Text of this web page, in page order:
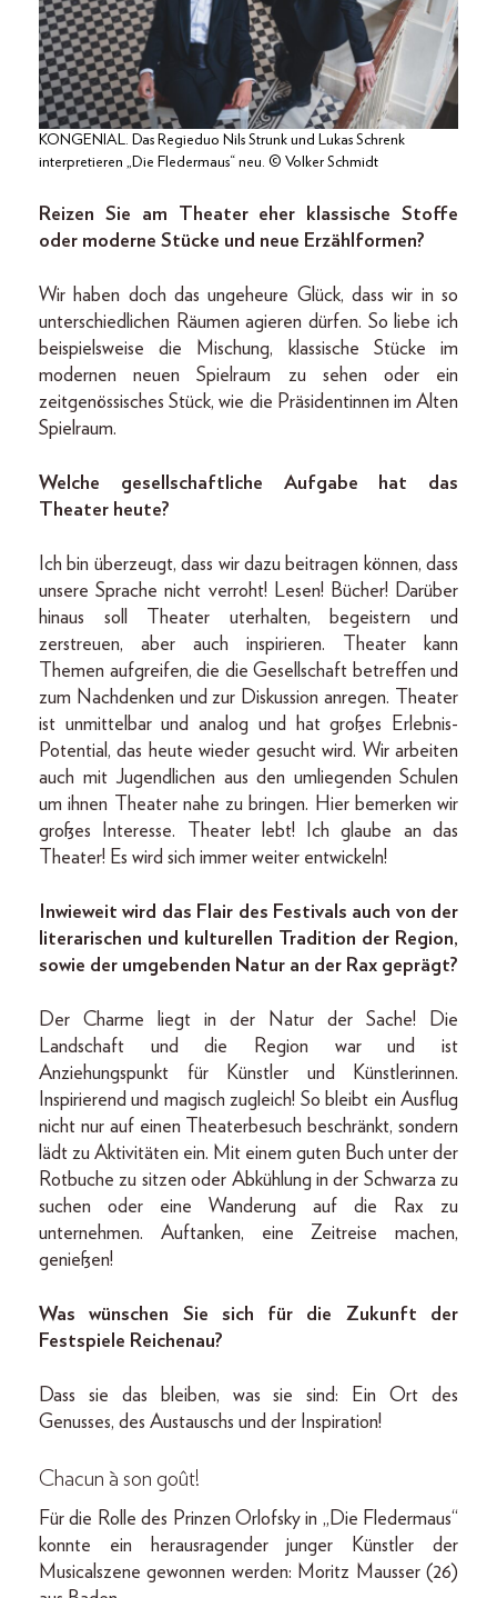
KONGENIAL. Das Regieduo Nils Strunk und Lukas Schrenk
interpretieren „Die Fledermaus“ neu. © Volker Schmidt
Reizen Sie am Theater eher klassische Stoffe
oder moderne Stücke und neue Erzählformen?
Wir haben doch das ungeheure Glück, dass wir in so
unterschiedlichen Räumen agieren dürfen. So liebe ich
beispielsweise die Mischung, klassische Stücke im
modernen neuen Spielraum zu sehen oder ein
zeitgenössisches Stück, wie die Präsidentinnen im Alten
Spielraum.
Welche gesellschaftliche Aufgabe hat das
Theater heute?
Ich bin überzeugt, dass wir dazu beitragen können, dass
unsere Sprache nicht verroht! Lesen! Bücher! Darüber
hinaus soll Theater uterhalten, begeistern und
zerstreuen, aber auch inspirieren. Theater kann
Themen aufgreifen, die die Gesellschaft betreffen und
zum Nachdenken und zur Diskussion anregen. Theater
ist unmittelbar und analog und hat großes Erlebnis-
Potential, das heute wieder gesucht wird. Wir arbeiten
auch mit Jugendlichen aus den umliegenden Schulen
um ihnen Theater nahe zu bringen. Hier bemerken wir
großes Interesse. Theater lebt! Ich glaube an das
Theater! Es wird sich immer weiter entwickeln!
Inwieweit wird das Flair des Festivals auch von der
literarischen und kulturellen Tradition der Region,
sowie der umgebenden Natur an der Rax geprägt?
Der Charme liegt in der Natur der Sache! Die
Landschaft und die Region war und ist
Anziehungspunkt für Künstler und Künstlerinnen.
Inspirierend und magisch zugleich! So bleibt ein Ausflug
nicht nur auf einen Theaterbesuch beschränkt, sondern
lädt zu Aktivitäten ein. Mit einem guten Buch unter der
Rotbuche zu sitzen oder Abkühlung in der Schwarza zu
suchen oder eine Wanderung auf die Rax zu
unternehmen. Auftanken, eine Zeitreise machen,
genießen!
Was wünschen Sie sich für die Zukunft der
Festspiele Reichenau?
Dass sie das bleiben, was sie sind: Ein Ort des
Genusses, des Austauschs und der Inspiration!
Chacun à son goût!
Für die Rolle des Prinzen Orlofsky in „Die Fledermaus“
konnte ein herausragender junger Künstler der
Musicalszene gewonnen werden: Moritz Mausser (26)